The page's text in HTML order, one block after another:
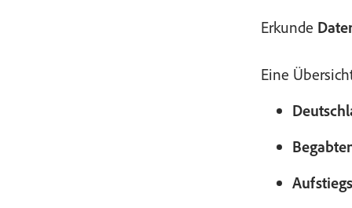
Erkunde
Eine